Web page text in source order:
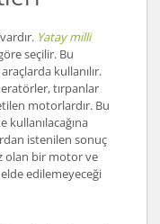
Yatay milli
seçilir. Bu
kullanılır.
tırpanlar
motorlardır. Bu
kullanılacağına
istenilen sonuç
olan bir motor ve
edilemeyeceği